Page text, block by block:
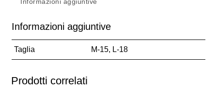
Informazioni aggiuntive
Taglia M-15, L-18
Prodotti correlati